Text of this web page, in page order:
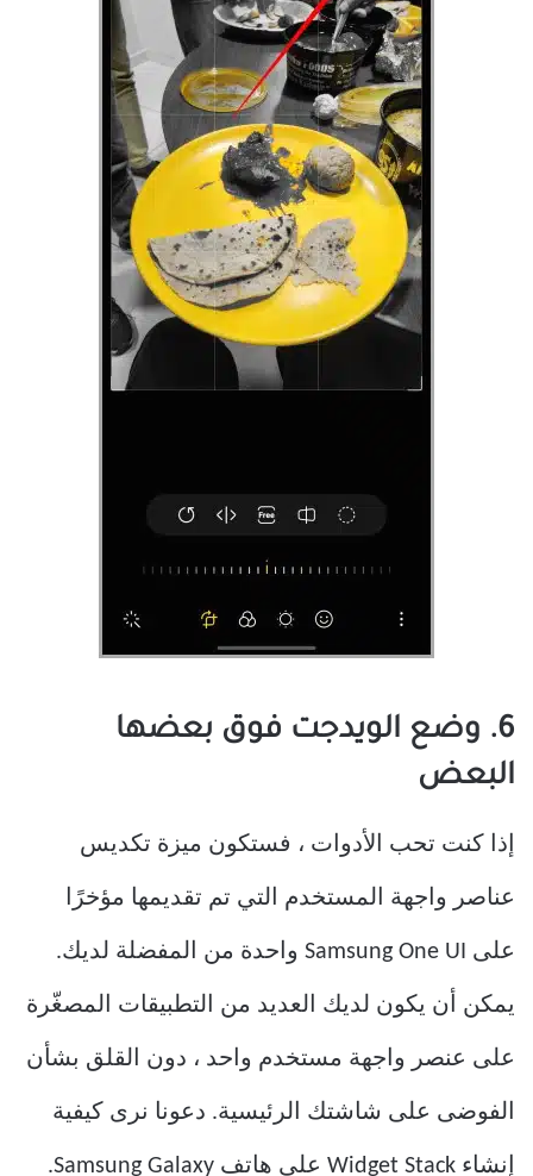
6. وضع الويدجت فوق بعضها
البعض
إذا كنت تحب الأدوات ، فستكون ميزة تكديس
عناصر واجهة المستخدم التي تم تقديمها مؤخرًا
على Samsung One UI واحدة من المفضلة لديك.
يمكن أن يكون لديك العديد من التطبيقات المصغّرة
على عنصر واجهة مستخدم واحد ، دون القلق بشأن
الفوضى على شاشتك الرئيسية. دعونا نرى كيفية
إنشاء Widget Stack على هاتف Samsung Galaxy.